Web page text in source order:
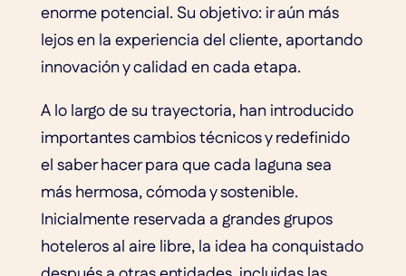
enorme potencial. Su objetivo: ir aún más
lejos en la experiencia del cliente, aportando
innovación y calidad en cada etapa.
A lo largo de su trayectoria, han introducido
importantes cambios técnicos y redefinido
el saber hacer para que cada laguna sea
más hermosa, cómoda y sostenible.
Inicialmente reservada a grandes grupos
hoteleros al aire libre, la idea ha conquistado